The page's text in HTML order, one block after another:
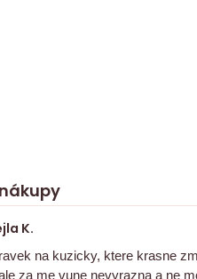
K.
na kuzicky, ktere krasne
za me vune nevyrazna a ne